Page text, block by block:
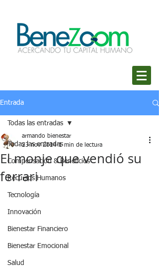
Entrada
Todas las entradas
Compensación & Beneficios
Recursos Humanos
Tecnología
Innovación
Bienestar Financiero
Bienestar Emocional
Salud
Todas las entradas
El monje que vendió su
ferrari
armando bienestar
23 nov 2014 1 min de lectura